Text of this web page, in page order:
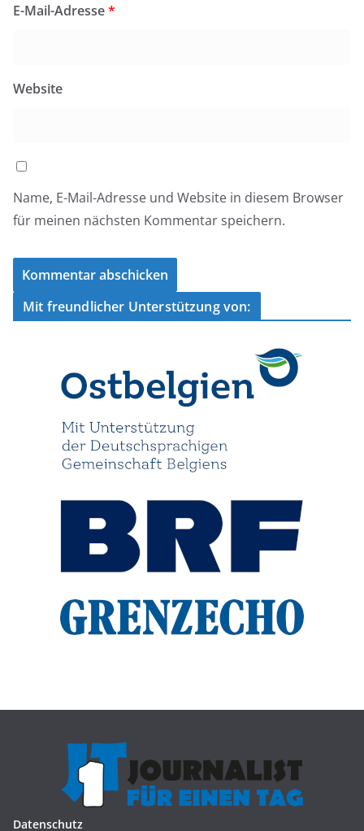
E-Mail-Adresse*
Website
Name, E-Mail-Adresse und Website in diesem Browser
für meinen nächsten Kommentar speichern.
Mit freundlicher Unterstützung von:
Datenschutz